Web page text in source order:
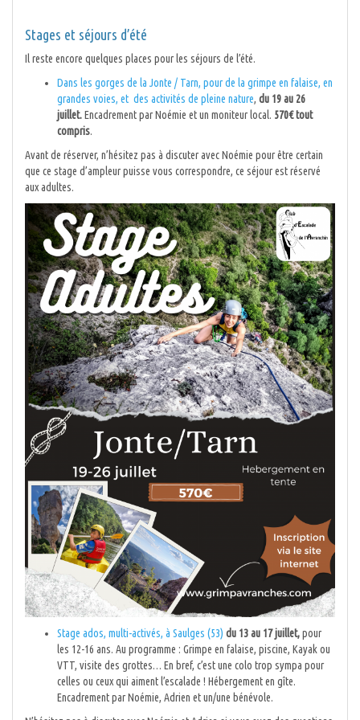
Stages et séjours d’été
Il reste encore quelques places pour les séjours de l’été.
Dans les gorges de la Jonte / Tarn, pour de la grimpe en falaise, en
grandes voies, et des activités de pleine nature, du 19 au 26
juillet.Encadrement par Noémie et un moniteur local. 570€ tout
compris.
Avant de réserver, n’hésitez pas à discuter avec Noémie pour être certain
que ce stage d’ampleur puisse vous correspondre, ce séjour est réservé
aux adultes.
Stage ados, multi-activés, à Saulges (53) du 13 au 17 juillet,pour
les 12-16 ans. Au programme : Grimpe en falaise, piscine, Kayak ou
VTT, visite des grottes… En bref, c’est une colo trop sympa pour
celles ou ceux qui aiment l’escalade ! Hébergement en gîte.
Encadrement par Noémie, Adrien et un/une bénévole.